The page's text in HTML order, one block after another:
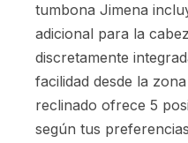
tumbona Jimena
adicional para la
discretamente
facilidad desde la
reclinado ofrece 5
según tus